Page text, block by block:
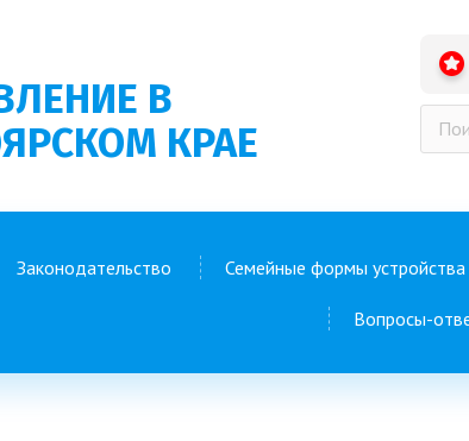
В
КРАЕ
Законодательство Семейные формы
Вопросы-